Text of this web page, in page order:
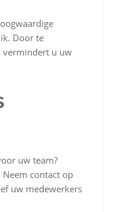
Door te
vermindert u uw
uw team?
contact op
uw medewerkers